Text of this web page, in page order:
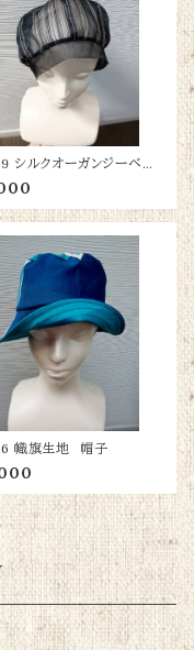
シルクオーガンジーベレ
幟旗生地 帽子